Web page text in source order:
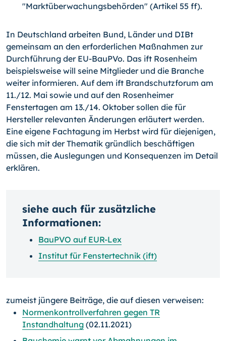
"Marktüberwachungsbehörden" (Artikel 55 ff).
In Deutschland arbeiten Bund, Länder und DIBt
gemeinsam an den erforderlichen Maßnahmen zur
Durchführung der EU-BauPVo. Das ift Rosenheim
beispielsweise will seine Mitglieder und die Branche
weiter informieren. Auf dem ift Brandschutzforum am
11./12. Mai sowie und auf den Rosenheimer
Fenstertagen am 13./14. Oktober sollen die für
Hersteller relevanten Änderungen erläutert werden.
Eine eigene Fachtagung im Herbst wird für diejenigen,
die sich mit der Thematik gründlich beschäftigen
müssen, die Auslegungen und Konsequenzen im Detail
erklären.
siehe auch für zusätzliche
Informationen:
BauPVO auf EUR-Lex
Institut für Fenstertechnik (ift)
zumeist jüngere Beiträge, die auf diesen verweisen:
Normenkontrollverfahren gegen TR
Instandhaltung (02.11.2021)